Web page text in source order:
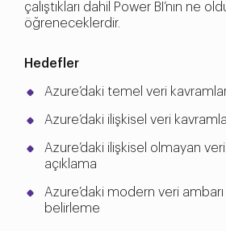
çalıştıkları dahil Power BI’nın ne
öğreneceklerdir.
Hedefler
Azure’daki temel veri
Azure’daki ilişkisel veri
Azure’daki ilişkisel olmayan veri
açıklama
Azure’daki modern veri
belirleme